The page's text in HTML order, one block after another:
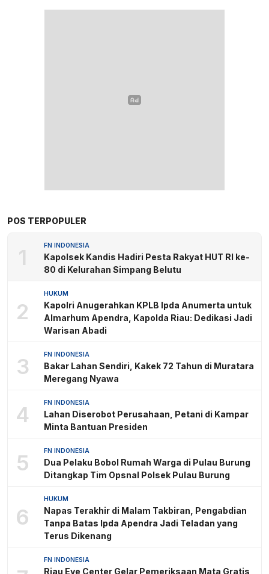
POS TERPOPULER
1 FN INDONESIA
Kapolsek Kandis Hadiri Pesta Rakyat HUT RI ke-
80 di Kelurahan Simpang Belutu
2
HUKUM
Kapolri Anugerahkan KPLB Ipda Anumerta untuk
Almarhum Apendra, Kapolda Riau: Dedikasi Jadi
Warisan Abadi
3 FN INDONESIA
Bakar Lahan Sendiri, Kakek 72 Tahun di Muratara
Meregang Nyawa
4 FN INDONESIA
Lahan Diserobot Perusahaan, Petani di Kampar
Minta Bantuan Presiden
5 FN INDONESIA
Dua Pelaku Bobol Rumah Warga di Pulau Burung
Ditangkap Tim Opsnal Polsek Pulau Burung
6
HUKUM
Napas Terakhir di Malam Takbiran, Pengabdian
Tanpa Batas Ipda Apendra Jadi Teladan yang
Terus Dikenang
FN INDONESIA
Riau Eye Center Gelar Pemeriksaan Mata Gratis